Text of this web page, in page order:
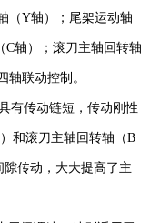
（Y轴）；尾架运动轴
C轴）；滚刀主轴回转轴
轴联动控制。
有传动链短，传动刚性
和滚刀主轴回转轴（B
传动，大大提高了主